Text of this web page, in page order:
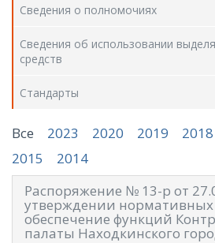
Сведения о полномочиях
Сведения об использовании
средств
Стандарты
Все 2023 2020 2019 2018
2015
2014
Распоряжение № 13-р от
утверждении нормативных
обеспечение функций
палаты Находкинского